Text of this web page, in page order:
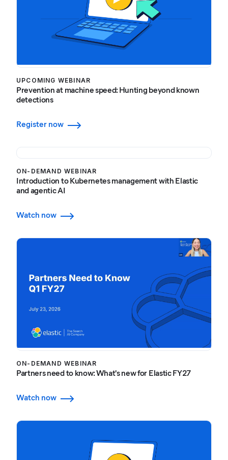
UPCOMING WEBINAR
Prevention at machine speed: Hunting beyond known
detections
Register now
ON-DEMAND WEBINAR
Introduction to Kubernetes management with Elastic
and agentic AI
Watch now
ON-DEMAND WEBINAR
Partners need to know: What's new for Elastic FY27
Watch now